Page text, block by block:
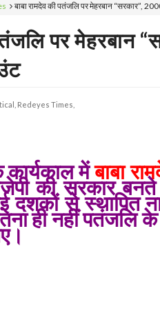
बाबा रामदेव की पतंजलि पर मेहरबान “सरकार”,
पर मेहरबान
Redeyes Times,
मेंबाबा
की सरकार बनते
दशकों से स्थापित
ही नहीं